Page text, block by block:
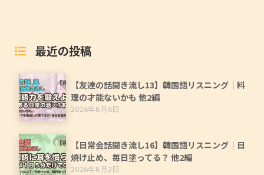
最近の投稿
【友達の話聞き流し13】韓国語リスニング｜料
理の才能ないかも 他2編
2026年8月6日
【日常会話聞き流し16】韓国語リスニング｜日
焼け止め、毎日塗ってる？ 他2編
2026年8月2日